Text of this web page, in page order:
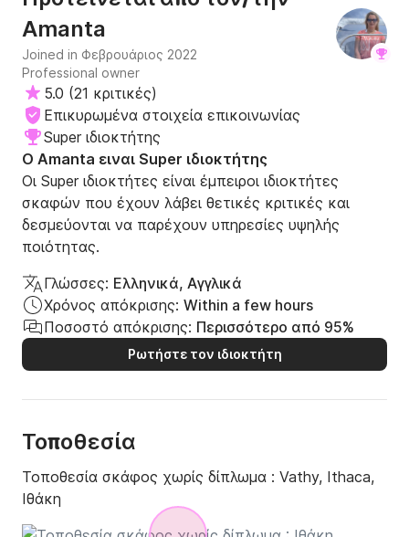
Amanta
Joined in Φεβρουάριος 2022
Professional owner
5.0 (21 κριτικές)
Επικυρωμένα στοιχεία επικοινωνίας
Super ιδιοκτήτης
Ο Amanta ειναι Super ιδιοκτήτης
Οι Super ιδιοκτήτες είναι έμπειροι ιδιοκτήτες
σκαφών που έχουν λάβει θετικές κριτικές και
δεσμεύονται να παρέχουν υπηρεσίες υψηλής
ποιότητας.
Γλώσσες: Ελληνικά, Αγγλικά
Χρόνος απόκρισης: Within a few hours
Ποσοστό απόκρισης: Περισσότερο από 95%
Ρωτήστε τον ιδιοκτήτη
Τοποθεσία
Τοποθεσία σκάφος χωρίς δίπλωμα : Vathy, Ithaca,
Ιθάκη